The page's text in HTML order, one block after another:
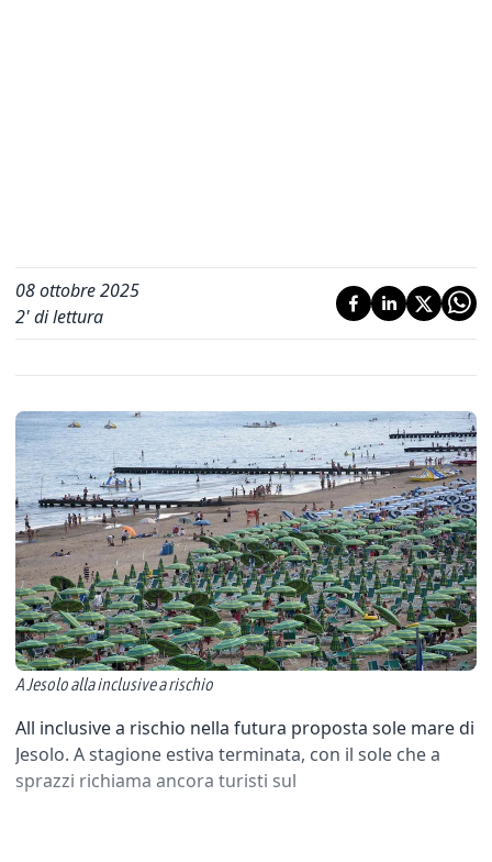
08 ottobre 2025
2' di lettura
A Jesolo alla inclusive a rischio
All inclusive a rischio nella futura proposta sole mare di
Jesolo. A stagione estiva terminata, con il sole che a
sprazzi richiama ancora turisti sul